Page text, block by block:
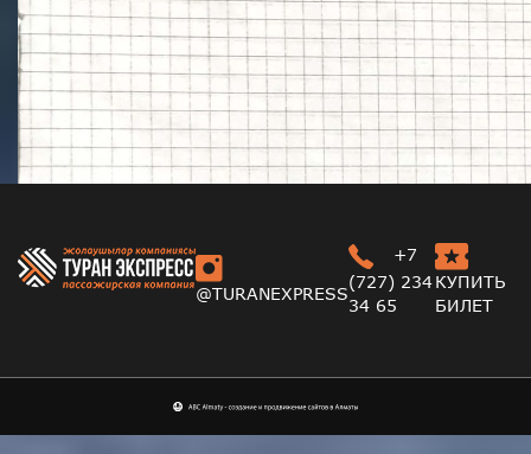
@TURANEXPRESS
+7
(727) 234
34 65
КУПИТЬ
БИЛЕТ